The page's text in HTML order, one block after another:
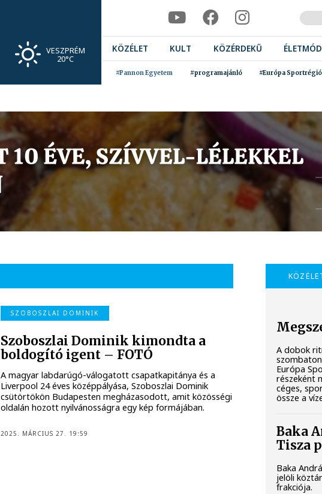
VESZPRÉM
20°C
KÖZÉLET KULT KÖZÉRDEKŰ ÉLETMÓD
#Pannon Egyetem #programajánló #Európa
SZOBOSZLAI DOMINIK
Szoboszlai Dominik kimondta a
boldogító igent – FOTÓ
A magyar labdarúgó-válogatott csapatkapitánya és a
Liverpool 24 éves középpályása, Szoboszlai Dominik
csütörtökön Budapesten megházasodott, amit közösségi
oldalán hozott nyilvánosságra egy kép formájában.
2025. MÁRCIUS 27. 19:59
A dobok
Európa
részeként
céges,
össze a
Baka
Tisza
Baka
jelöli
frakciója.